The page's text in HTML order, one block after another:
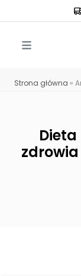
Strona główna »